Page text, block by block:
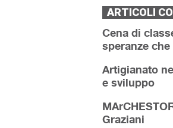
ARTICOLI
Cena di
speranze
Artigianato
e sviluppo
Graziani